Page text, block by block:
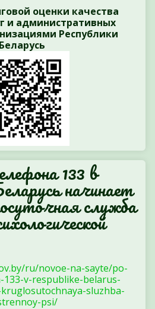
оценки качества
и административных
Республики
Беларусь
133 в
начинает
служба
ru/novoe-na-sayte/po-
v-respublike-belarus-
sluzhba-
psi/